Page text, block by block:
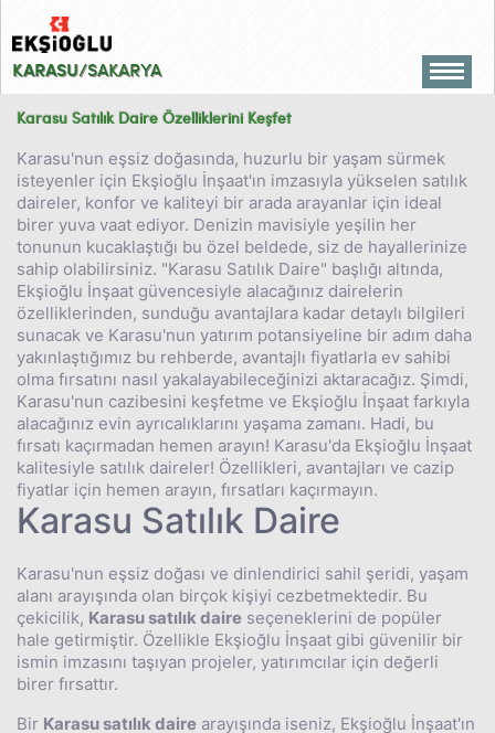
KARASU/SAKARYA
ANA SAYFA
PROJELER
KARASU YAZLIK
KURUMSAL
İLETİŞİM
Karasu Satılık Daire Özelliklerini Keşfet
Karasu'nun eşsiz doğasında, huzurlu bir yaşam sürmek
isteyenler için Ekşioğlu İnşaat'ın imzasıyla yükselen satılık
daireler, konfor ve kaliteyi bir arada arayanlar için ideal
birer yuva vaat ediyor. Denizin mavisiyle yeşilin her
tonunun kucaklaştığı bu özel beldede, siz de hayallerinize
sahip olabilirsiniz. "Karasu Satılık Daire" başlığı altında,
Ekşioğlu İnşaat güvencesiyle alacağınız dairelerin
özelliklerinden, sunduğu avantajlara kadar detaylı bilgileri
sunacak ve Karasu'nun yatırım potansiyeline bir adım daha
yakınlaştığımız bu rehberde, avantajlı fiyatlarla ev sahibi
olma fırsatını nasıl yakalayabileceğinizi aktaracağız. Şimdi,
Karasu'nun cazibesini keşfetme ve Ekşioğlu İnşaat farkıyla
alacağınız evin ayrıcalıklarını yaşama zamanı. Hadi, bu
fırsatı kaçırmadan hemen arayın! Karasu'da Ekşioğlu İnşaat
kalitesiyle satılık daireler! Özellikleri, avantajları ve cazip
fiyatlar için hemen arayın, fırsatları kaçırmayın.
Karasu Satılık Daire
Karasu'nun eşsiz doğası ve dinlendirici sahil şeridi, yaşam
alanı arayışında olan birçok kişiyi cezbetmektedir. Bu
çekicilik, Karasu satılık daire seçeneklerini de popüler
hale getirmiştir. Özellikle Ekşioğlu İnşaat gibi güvenilir bir
ismin imzasını taşıyan projeler, yatırımcılar için değerli
birer fırsattır.
Bir Karasu satılık daire arayışında iseniz, Ekşioğlu İnşaat'ın